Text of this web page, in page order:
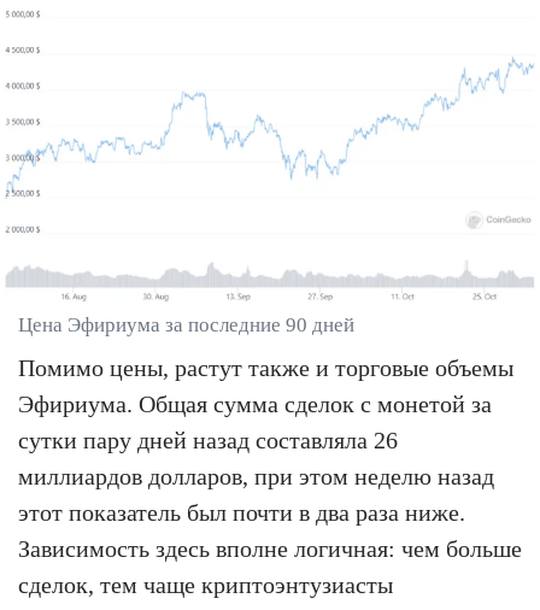
Цена Эфириума за последние 90 дней
Помимо цены, растут также и торговые объемы
Эфириума. Общая сумма сделок с монетой за
сутки пару дней назад составляла 26
миллиардов долларов, при этом неделю назад
этот показатель был почти в два раза ниже.
Зависимость здесь вполне логичная: чем больше
сделок, тем чаще криптоэнтузиасты